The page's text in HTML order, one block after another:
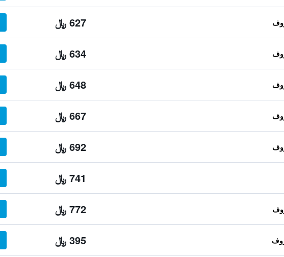
627 ﷼
634 ﷼
648 ﷼
667 ﷼
692 ﷼
741 ﷼
772 ﷼
395 ﷼